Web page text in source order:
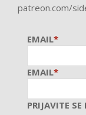
patreon.com/
EMAIL*
EMAIL*
PRIJAVITE